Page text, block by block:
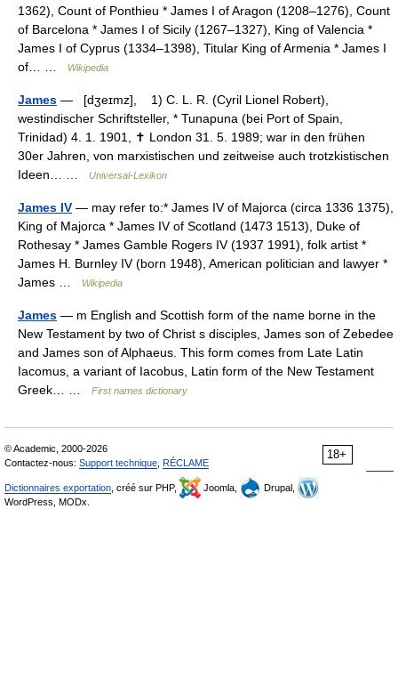
1362), Count of Ponthieu * James I of Aragon (1208–1276), Count
of Barcelona * James I of Sicily (1267–1327), King of Valencia *
James I of Cyprus (1334–1398), Titular King of Armenia * James I
of… …
Wikipedia
James — [dʒeɪmz], 1) C. L. R. (Cyril Lionel Robert),
westindischer Schriftsteller, * Tunapuna (bei Port of Spain,
Trinidad) 4. 1. 1901, ✝ London 31. 5. 1989; war in den frühen
30er Jahren, von marxistischen und zeitweise auch trotzkistischen
Ideen… …
Universal-Lexikon
James IV — may refer to:* James IV of Majorca (circa 1336 1375),
King of Majorca * James IV of Scotland (1473 1513), Duke of
Rothesay * James Gamble Rogers IV (1937 1991), folk artist *
James H. Burnley IV (born 1948), American politician and lawyer *
James …
Wikipedia
James — m English and Scottish form of the name borne in the
New Testament by two of Christ s disciples, James son of Zebedee
and James son of Alphaeus. This form comes from Late Latin
Iacomus, a variant of Iacobus, Latin form of the New Testament
Greek… …
First names dictionary
18+
© Academic, 2000-2026
Contactez-nous: Support technique RÉCLAME
Dictionnaires exportation , créé sur PHP, Joomla,
Drupal,
WordPress, MODx.